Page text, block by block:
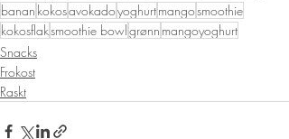
banan kokosavokadoyoghurtmangosmoothie
kokosflaksmoothie bowlgrønn mangoyoghurt
Snacks
Frokost
Raskt